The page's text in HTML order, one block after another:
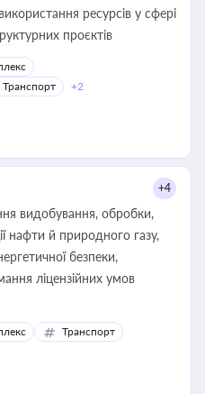
ресурсів у сфері
проєктів
Транспорт +2
+4
видобування, обробки,
нафти й природного газу,
безпеки,
ліцензійних умов
Транспорт